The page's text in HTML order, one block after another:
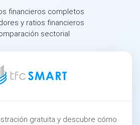
financieros completos
y ratios financieros
sectorial
gratuita y descubre cómo